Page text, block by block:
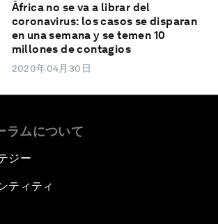
África no se va a librar del
coronavirus: los casos se disparan
en una semana y se temen 10
millones de contagios
2020年04月30日
ラムについて
ジー
ティティ